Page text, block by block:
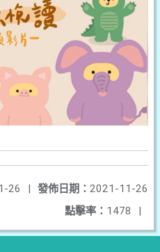
發佈日期： 2021-11-26
26
|
點擊率： 1478 |